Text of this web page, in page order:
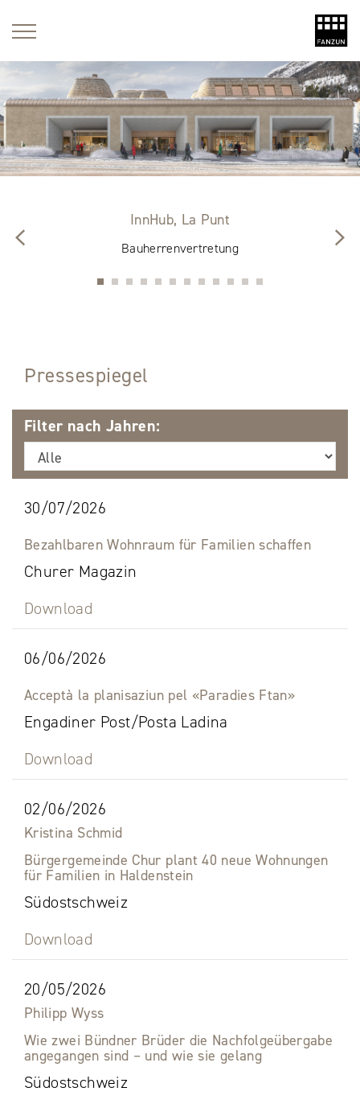
InnHub, La Punt
Bauherrenvertretung
Pressespiegel
Filter nach Jahren:
30/07/2026
Bezahlbaren Wohnraum für Familien schaffen
Churer Magazin
Download
06/06/2026
Acceptà la planisaziun pel «Paradies Ftan»
Engadiner Post/Posta Ladina
Download
02/06/2026
Kristina Schmid
Bürgergemeinde Chur plant 40 neue Wohnungen
für Familien in Haldenstein
Südostschweiz
Download
20/05/2026
Philipp Wyss
Wie zwei Bündner Brüder die Nachfolgeübergabe
angegangen sind – und wie sie gelang
Südostschweiz